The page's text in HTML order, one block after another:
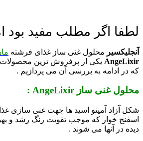
لطفا اگر مطلب مفید بود
آنجلیکسیر محلول غنی ساز غذای فرشته
AngeLixir یکی از پرفروش ترین
که در ادامه به بررسی آن می پردازیم .
محلول غنی ساز AngeLixir :
شکل آزاد آمینو اسید ها جهت غنی سازی
اسفنج خوار که موجب تقویت رنگ رشد و
دیده در آنها می شوند .